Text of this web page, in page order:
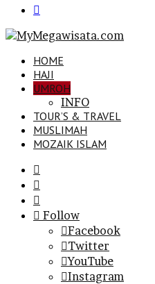
HOME
HAJI
UMROH
INFO
TOUR’S & TRAVEL
MUSLIMAH
MOZAIK ISLAM
In
Follow
Facebook
Twitter
YouTube
Instagram